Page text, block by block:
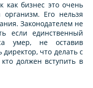
как бизнес это очень
Его нельзя
Законодателем не
если единственный
умер, не оставив
что делать с
должен вступить в